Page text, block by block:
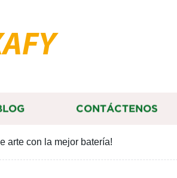
CONTÁCTENOS
arte con la mejor batería!